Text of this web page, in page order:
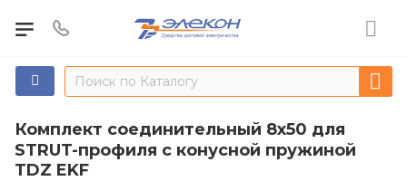
Комплект соединительный 8х50 для
STRUT-профиля с конусной пружиной
TDZ EKF